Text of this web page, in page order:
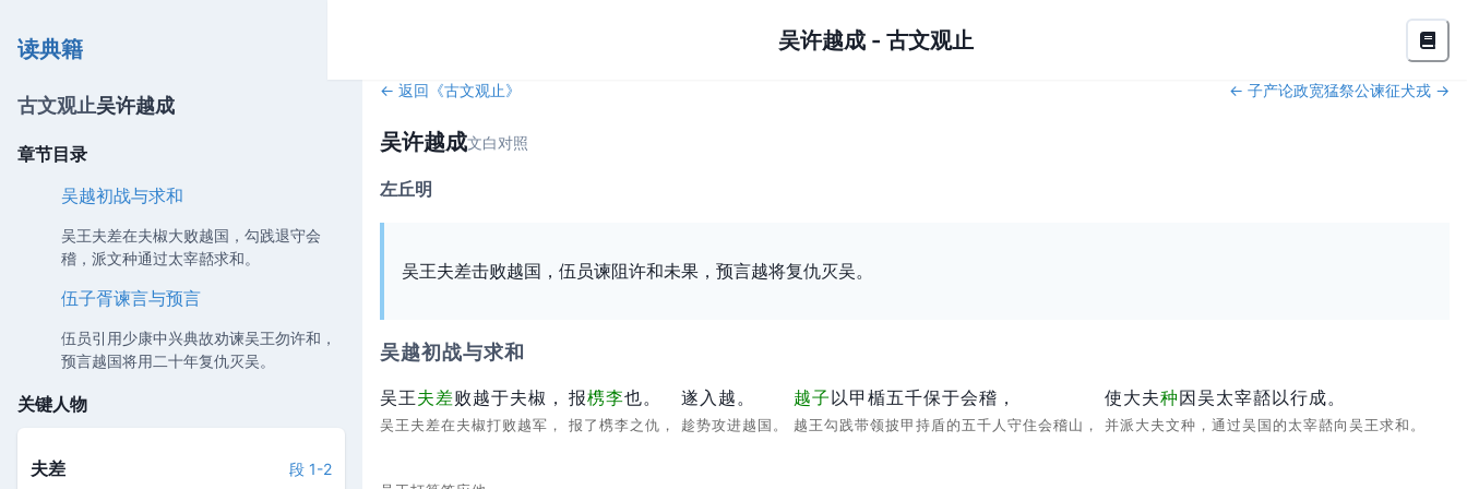
吴许越成- 古文观止
读典籍
古文观止吴许越成
章节目录
吴越初战与求和
吴王夫差在夫椒大败越国，勾践退守会
稽，派文种通过太宰嚭求和。
伍子胥谏言与预言
伍员引用少康中兴典故劝谏吴王勿许和，
预言越国将用二十年复仇灭吴。
关键人物
夫差 段 1-2
← 返回《古文观止》 ← 子产论政宽猛祭公谏征犬戎 →
吴许越成文白对照
左丘明
吴王夫差击败越国，伍员谏阻许和未果，预言越将复仇灭吴。
吴越初战与求和
吴王夫差败越于夫椒，
吴王夫差在夫椒打败越军，
报槜李也。
报了槜李之仇，
遂入越。
趁势攻进越国。
越子以甲楯五千保于会稽，
越王勾践带领披甲持盾的五千人守住会稽山，
使大夫种因吴太宰嚭以行成。
并派大夫文种，通过吴国的太宰嚭向吴王求和。